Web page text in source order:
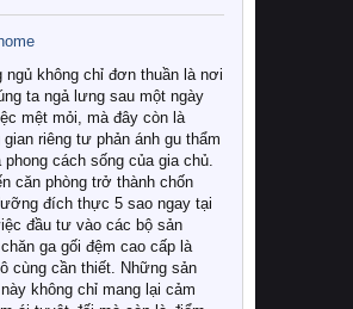
ngủ không chỉ đơn thuần là nơi
ta ngả lưng sau một ngày
mệt mỏi, mà đây còn là
gian riêng tư phản ánh gu thẩm
phong cách sống của gia chủ.
căn phòng trở thành chốn
đích thực 5 sao ngay tại
đầu tư vào các bộ sản
ga gối đệm cao cấp là
cùng cần thiết. Những sản
không chỉ mang lại cảm